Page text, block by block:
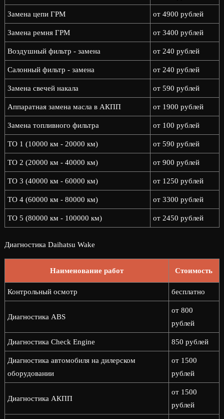
Замена цепи ГРМ от 4900 рублей
Замена ремня ГРМ от 3400 рублей
Воздушный фильтр - замена от 240 рублей
Салонный фильтр - замена от 240 рублей
Замена свечей накала от 590 рублей
Аппаратная замена масла в АКПП от 1900 рублей
Замена топливного фильтра от 100 рублей
ТО 1 (10000 км - 20000 км) от 590 рублей
ТО 2 (20000 км - 40000 км) от 900 рублей
ТО 3 (40000 км - 60000 км) от 1250 рублей
ТО 4 (60000 км - 80000 км) от 3300 рублей
ТО 5 (80000 км - 100000 км) от 2450 рублей
Диагностика Daihatsu Wake
Наименование работ Стоимость
Контрольный осмотр бесплатно
Диагностика ABS
от 800
рублей
Диагностика Check Engine 850 рублей
Диагностика автомобиля на дилерском
оборудовании
от 1500
рублей
Диагностика АКПП
от 1500
рублей